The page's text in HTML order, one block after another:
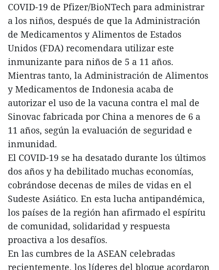
COVID-19 de Pfizer/BioNTech para administrar
a los niños, después de que la Administración
de Medicamentos y Alimentos de Estados
Unidos (FDA) recomendara utilizar este
inmunizante para niños de 5 a 11 años.
Mientras tanto, la Administración de Alimentos
y Medicamentos de Indonesia acaba de
autorizar el uso de la vacuna contra el mal de
Sinovac fabricada por China a menores de 6 a
11 años, según la evaluación de seguridad e
inmunidad.
El COVID-19 se ha desatado durante los últimos
dos años y ha debilitado muchas economías,
cobrándose decenas de miles de vidas en el
Sudeste Asiático. En esta lucha antipandémica,
los países de la región han afirmado el espíritu
de comunidad, solidaridad y respuesta
proactiva a los desafíos.
En las cumbres de la ASEAN celebradas
recientemente, los líderes del bloque acordaron